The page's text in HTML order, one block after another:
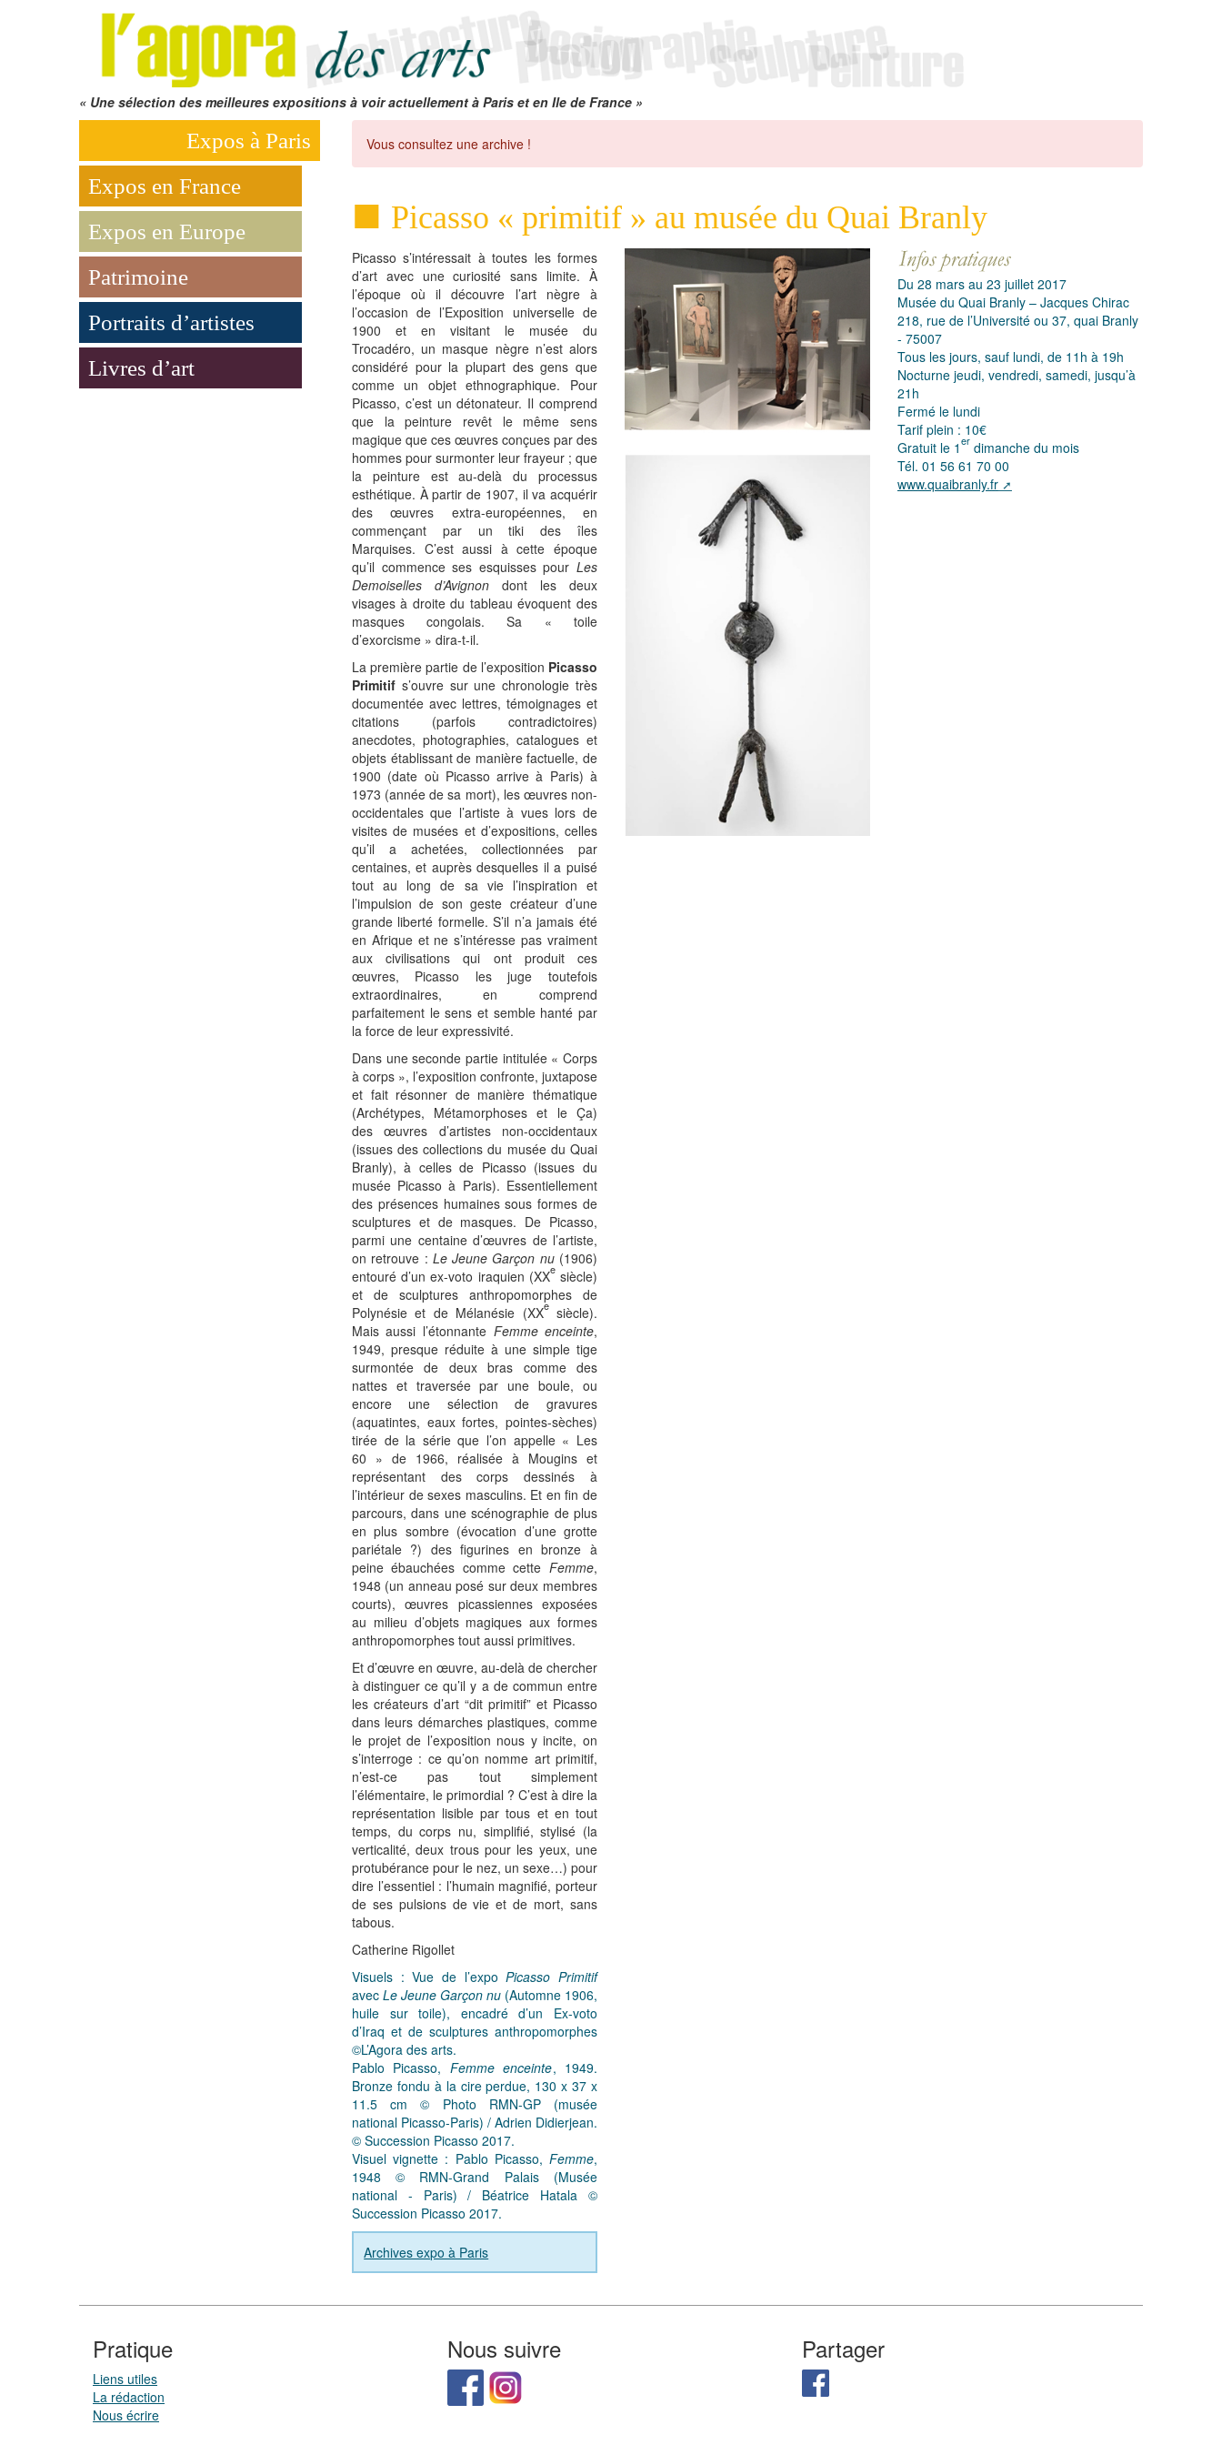
« Une sélection des meilleures expositions à voir actuellement à Paris et en Ile de France »
Expos à Paris
Expos en France
Expos en Europe
Patrimoine
Portraits d’artistes
Livres d’art
Vous consultez une archive !
Picasso « primitif » au musée du Quai Branly
Picasso s’intéressait à toutes les formes
d’art avec une curiosité sans limite. À
l’époque où il découvre l’art nègre à
l’occasion de l’Exposition universelle de
1900 et en visitant le musée du
Trocadéro, un masque nègre n’est alors
considéré pour la plupart des gens que
comme un objet ethnographique. Pour
Picasso, c’est un détonateur. Il comprend
que la peinture revêt le même sens
magique que ces œuvres conçues par des
hommes pour surmonter leur frayeur ; que
la peinture est au-delà du processus
esthétique. À partir de 1907, il va acquérir
des œuvres extra-européennes, en
commençant par un tiki des îles
Marquises. C’est aussi à cette époque
qu’il commence ses esquisses pour Les
Demoiselles d’Avignon dont les deux
visages à droite du tableau évoquent des
masques congolais. Sa « toile
d’exorcisme » dira-t-il.
La première partie de l’exposition Picasso
Primitif s’ouvre sur une chronologie très
documentée avec lettres, témoignages et
citations (parfois contradictoires)
anecdotes, photographies, catalogues et
objets établissant de manière factuelle, de
1900 (date où Picasso arrive à Paris) à
1973 (année de sa mort), les œuvres non-
occidentales que l’artiste à vues lors de
visites de musées et d’expositions, celles
qu’il a achetées, collectionnées par
centaines, et auprès desquelles il a puisé
tout au long de sa vie l’inspiration et
l’impulsion de son geste créateur d’une
grande liberté formelle. S’il n’a jamais été
en Afrique et ne s’intéresse pas vraiment
aux civilisations qui ont produit ces
œuvres, Picasso les juge toutefois
extraordinaires, en comprend
parfaitement le sens et semble hanté par
la force de leur expressivité.
Dans une seconde partie intitulée « Corps
à corps », l’exposition confronte, juxtapose
et fait résonner de manière thématique
(Archétypes, Métamorphoses et le Ça)
des œuvres d’artistes non-occidentaux
(issues des collections du musée du Quai
Branly), à celles de Picasso (issues du
musée Picasso à Paris). Essentiellement
des présences humaines sous formes de
sculptures et de masques. De Picasso,
parmi une centaine d’œuvres de l’artiste,
on retrouve : Le Jeune Garçon nu(1906)
entouré d’un ex-voto iraquien (XXesiècle)
et de sculptures anthropomorphes de
Polynésie et de Mélanésie (XXesiècle).
Mais aussi l’étonnante Femme enceinte,
1949, presque réduite à une simple tige
surmontée de deux bras comme des
nattes et traversée par une boule, ou
encore une sélection de gravures
(aquatintes, eaux fortes, pointes-sèches)
tirée de la série que l’on appelle « Les
60 » de 1966, réalisée à Mougins et
représentant des corps dessinés à
l’intérieur de sexes masculins. Et en fin de
parcours, dans une scénographie de plus
en plus sombre (évocation d’une grotte
pariétale ?) des figurines en bronze à
peine ébauchées comme cette Femme,
1948 (un anneau posé sur deux membres
courts), œuvres picassiennes exposées
au milieu d’objets magiques aux formes
anthropomorphes tout aussi primitives.
Et d’œuvre en œuvre, au-delà de chercher
à distinguer ce qu’il y a de commun entre
les créateurs d’art “dit primitif” et Picasso
dans leurs démarches plastiques, comme
le projet de l’exposition nous y incite, on
s’interroge : ce qu’on nomme art primitif,
n’est-ce pas tout simplement
l’élémentaire, le primordial ? C’est à dire la
représentation lisible par tous et en tout
temps, du corps nu, simplifié, stylisé (la
verticalité, deux trous pour les yeux, une
protubérance pour le nez, un sexe…) pour
dire l’essentiel : l’humain magnifié, porteur
de ses pulsions de vie et de mort, sans
tabous.
Catherine Rigollet
Visuels : Vue de l’expoPicasso Primitif
avec Le Jeune Garçon nu (Automne 1906,
huile sur toile), encadré d’un Ex-voto
d’Iraq et de sculptures anthropomorphes
©L’Agora des arts.
Pablo Picasso, Femme enceinte, 1949.
Bronze fondu à la cire perdue, 130 x 37 x
11.5 cm © Photo RMN-GP (musée
national Picasso-Paris) / Adrien Didierjean.
© Succession Picasso 2017.
Visuel vignette : Pablo Picasso, Femme,
1948 © RMN-Grand Palais (Musée
national - Paris) / Béatrice Hatala ©
Succession Picasso 2017.
Archives expo à Paris
Du 28 mars au 23 juillet 2017
Musée du Quai Branly – Jacques Chirac
218, rue de l’Université ou 37, quai Branly
- 75007
Tous les jours, sauf lundi, de 11h à 19h
Nocturne jeudi, vendredi, samedi, jusqu’à
21h
Fermé le lundi
Tarif plein : 10€
Gratuit le 1er dimanche du mois
Tél. 01 56 61 70 00
www.quaibranly.fr
Pratique
Liens utiles
La rédaction
Nous écrire
Nous suivre Partager